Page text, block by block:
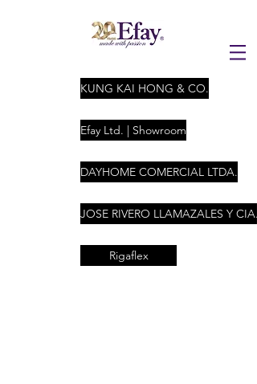
KUNG KAI HONG & CO.
Efay Ltd. | Showroom
DAYHOME COMERCIAL LTDA.
JOSE RIVERO LLAMAZALES Y CIA.
Rigaflex